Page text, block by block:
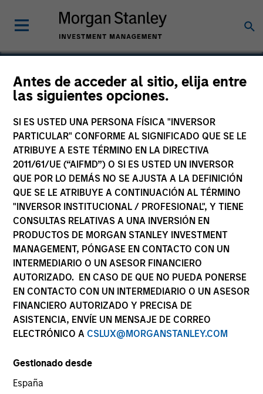
Antes de acceder al sitio, elija entre
las siguientes opciones.
SI ES USTED UNA PERSONA FÍSICA "INVERSOR
PARTICULAR" CONFORME AL SIGNIFICADO QUE SE LE
ATRIBUYE A ESTE TÉRMINO EN LA DIRECTIVA
2011/61/UE (“AIFMD”) O SI ES USTED UN INVERSOR
QUE POR LO DEMÁS NO SE AJUSTA A LA DEFINICIÓN
QUE SE LE ATRIBUYE A CONTINUACIÓN AL TÉRMINO
"INVERSOR INSTITUCIONAL / PROFESIONAL", Y TIENE
CONSULTAS RELATIVAS A UNA INVERSIÓN EN
PRODUCTOS DE MORGAN STANLEY INVESTMENT
MANAGEMENT, PÓNGASE EN CONTACTO CON UN
INTERMEDIARIO O UN ASESOR FINANCIERO
AUTORIZADO. EN CASO DE QUE NO PUEDA PONERSE
EN CONTACTO CON UN INTERMEDIARIO O UN ASESOR
FINANCIERO AUTORIZADO Y PRECISA DE
ASISTENCIA, ENVÍE UN MENSAJE DE CORREO
ELECTRÓNICO A CSLUX@MORGANSTANLEY.COM
Gestionado desde
España
CDP Holdings
Services
COUNTRY
China